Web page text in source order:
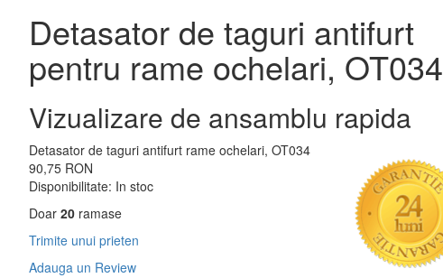
Detasator de taguri antifurt
pentru rame ochelari, OT034
Vizualizare de ansamblu rapida
Detasator de taguri antifurt rame ochelari, OT034
90,75 RON
Disponibilitate: In stoc
Doar 20ramase
Trimite unui prieten
Adauga un Review